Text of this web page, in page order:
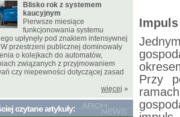
Przy
Blisko rok z systemem
kaucyjnym
Pierwsze miesiące
funkcjonowania systemu
upłynęły pod znakiem intensywnej
przestrzeni publicznej dominowały
o kolejkach do automatów,
związanych z przyjmowaniem
czy niepewności dotyczącej zasad
więcej »
czytane artykuły: